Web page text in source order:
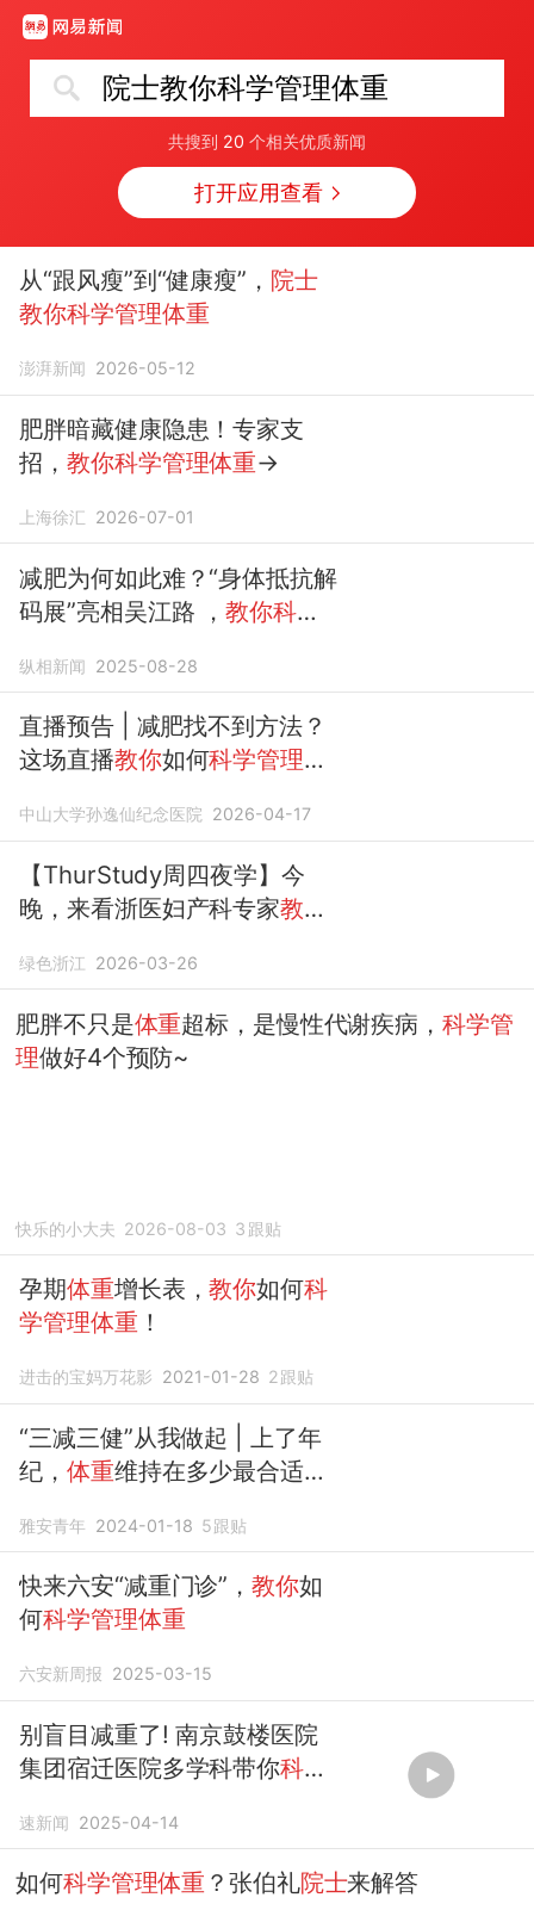
院士教你科学管理体重
共搜到 20 个相关优质新闻
打开应用查看
从“跟风瘦”到“健康瘦”， 院士
教你科学管理体重
澎湃新闻 2026-05-12
肥胖暗藏健康隐患！专家支
招，教你科学管理体重→
上海徐汇 2026-07-01
减肥为何如此难？“身体抵抗解
码展”亮相吴江路 ，教你科学
纵相新闻 2025-08-28
直播预告 | 减肥找不到方法？
这场直播教你如何科学管理体
中山大学孙逸仙纪念医院 2026-04-17
【ThurStudy周四夜学】今
晚，来看浙医妇产科专家教你
绿色浙江 2026-03-26
肥胖不只是体重超标，是慢性代谢疾病， 科学管
理做好4个预防~
快乐的小大夫 2026-08-03 3 跟贴
孕期体重增长表，教你如何科
学管理体重 ！
进击的宝妈万花影 2021-01-28 2跟贴
“三减三健”从我做起 | 上了年
纪，体重维持在多少最合适
重！
雅安青年 2024-01-18 5跟贴
快来六安“减重门诊”，教你如
何科学管理体重
六安新周报 2025-03-15
别盲目减重了! 南京鼓楼医院
集团宿迁医院多学科带你科学
速新闻 2025-04-14
如何科学管理体重 ？张伯礼院士来解答